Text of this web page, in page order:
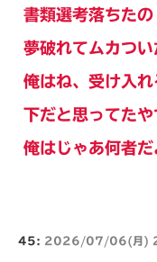
書類選考落ちたの
夢破れてムカつい
俺はね、受け入
下だと思ってた
俺はじゃあ何者だ
45: 2026/07/06(月)